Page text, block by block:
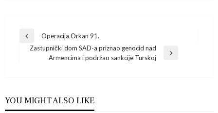
Navigacija
objava
Previous
Post
Operacija Orkan 91.
Zastupnički dom SAD-a priznao genocid nad
Armencima i podržao sankcije Turskoj
YOU MIGHT ALSO LIKE